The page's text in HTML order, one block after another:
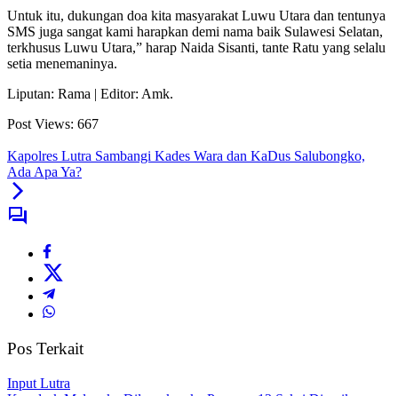
Untuk itu, dukungan doa kita masyarakat Luwu Utara dan tentunya
SMS juga sangat kami harapkan demi nama baik Sulawesi Selatan,
terkhusus Luwu Utara,” harap Naida Sisanti, tante Ratu yang selalu
setia menemaninya.
Liputan: Rama | Editor: Amk.
Post Views: 667
Kapolres Lutra Sambangi Kades Wara dan KaDus Salubongko,
Ada Apa Ya?
Pos Terkait
Input Lutra